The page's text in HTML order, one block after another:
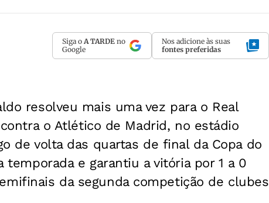
Siga o A TARDE no
Google
Nos adicione às suas
fontes preferidas
resolveu mais uma vez para o Real
o Atlético de Madrid, no estádio
de volta das quartas de final da Copa do
temporada e garantiu a vitória por 1 a 0
da segunda competição de clubes